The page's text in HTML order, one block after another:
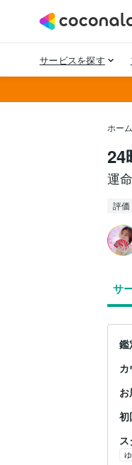
ホーム
24
運
評価
サ
鑑
初